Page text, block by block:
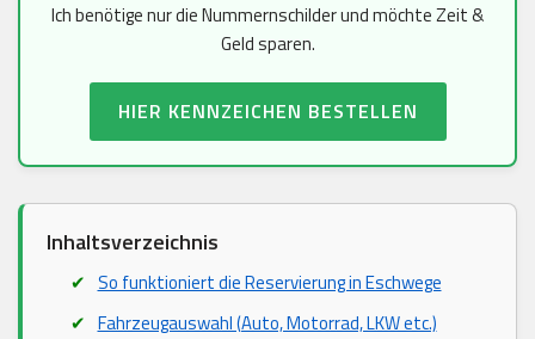
Ich benötige nur die Nummernschilder und möchte Zeit &
Geld sparen.
HIER KENNZEICHEN BESTELLEN
Inhaltsverzeichnis
So funktioniert die Reservierung in Eschwege
Fahrzeugauswahl (Auto, Motorrad, LKW etc.)